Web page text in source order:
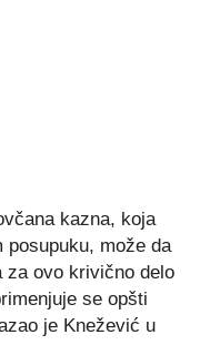
kazna, koja
posupuku, može da
za ovo krivično delo
se opšti
je Knežević u